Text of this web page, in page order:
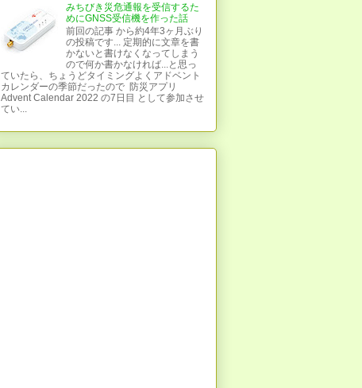
みちびき災危通報を受信するた
めにGNSS受信機を作った話
前回の記事 から約4年3ヶ月ぶり
の投稿です... 定期的に文章を書
かないと書けなくなってしまう
ので何か書かなければ...と思っ
ていたら、ちょうどタイミングよくアドベント
カレンダーの季節だったので 防災アプリ
Advent Calendar 2022 の7日目 として参加させ
てい...